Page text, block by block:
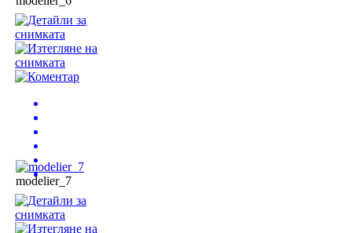
modelier_7